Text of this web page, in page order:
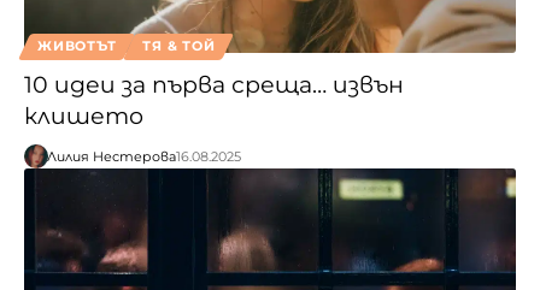
ЖИВОТЪТ ТЯ & ТОЙ
10 идеи за първа среща… извън
клишето
Лилия Нестерова16.08.2025